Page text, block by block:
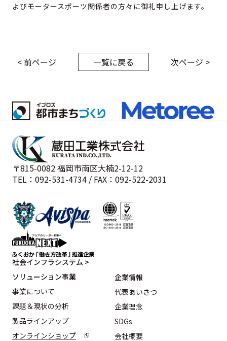
よびモータースポーツ関係者の方々に御礼申し上げます。
< 前ページ 一覧に戻る 次ページ >
〒815-0082 福岡市南区大楠2-12-12
TEL：092-531-4734 / FAX：092-522-2031
社会インフラシステム >
ソリューション事業
事業について
課題＆現状の分析
製品ラインアップ
オンラインショップ
企業情報
代表あいさつ
企業理念
SDGs
会社概要